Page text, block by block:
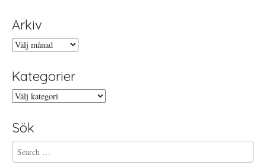
Arkiv
Arkiv
Kategorier
Kategorier
Sök
S
e